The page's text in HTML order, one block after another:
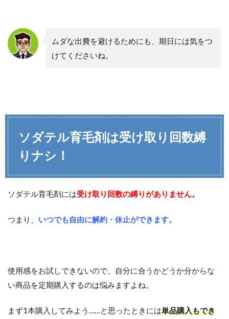
ムダな出費を避けるためにも、期日には気をつ
けてくださいね。
ソダテル育毛剤は受け取り回数縛
りナシ！
ソダテル育毛剤には受け取り回数の縛りがありません。
つまり、 いつでも自由に解約・休止ができます。
使用感をお試しできないので、自分に合うかどうか分からな
い商品を定期購入するのは悩みますよね。
まず1本購入してみよう……と思ったときには単品購入もでき